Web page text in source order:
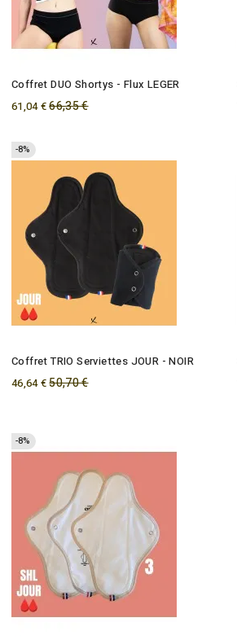
Coffret DUO Shortys - Flux LEGER
61,04 €Regular
66,35 €
-8%
Coffret TRIO Serviettes JOUR - NOIR
46,64 €Regular
50,70 €
-8%